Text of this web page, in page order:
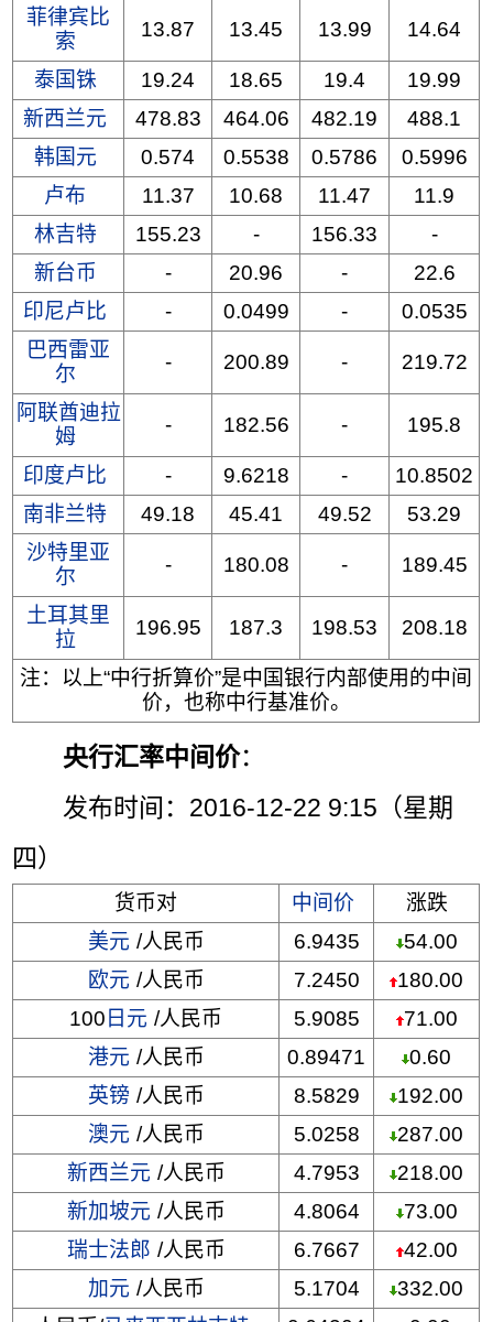
菲律宾比
索
13.87 13.45 13.99 14.64
泰国铢 19.24 18.65 19.4
19.99
新西兰元
478.83 464.06 482.19
488.1
韩国元
0.574 0.5538 0.5786
0.5996
卢布
11.37 10.68 11.47
11.9
林吉特
155.23 - 156.33
-
新台币
- 20.96 -
22.6
印尼卢比
- 0.0499 -
0.0535
巴西雷亚
尔
- 200.89 - 219.72
阿联酋迪拉
姆
- 182.56 - 195.8
印度卢比 - 9.6218 -
10.8502
南非兰特
49.18 45.41 49.52
53.29
沙特里亚
尔
- 180.08 - 189.45
土耳其里
拉
196.95 187.3 198.53 208.18
注：以上“中行折算价”是中国银行内部使用的中间
价，也称中行基准价。
央行汇率中间价：
发布时间：2016-12-22 9:15（星期
四）
货币对 中间价
涨跌
美元 /人民币 6.9435
54.00
欧元 /人民币 7.2450
180.00
100 日元 /人民币 5.9085
71.00
港元 /人民币 0.89471
0.60
英镑 /人民币 8.5829
192.00
澳元 /人民币 5.0258
287.00
新西兰元 /人民币 4.7953
218.00
新加坡元 /人民币 4.8064
73.00
瑞士法郎 /人民币 6.7667
42.00
加元 /人民币 5.1704
332.00